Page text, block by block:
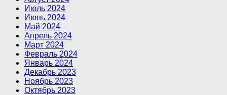
Июль 2024
Июнь 2024
Май 2024
Апрель 2024
Март 2024
Февраль 2024
Январь 2024
Декабрь 2023
Ноябрь 2023
Октябрь 2023